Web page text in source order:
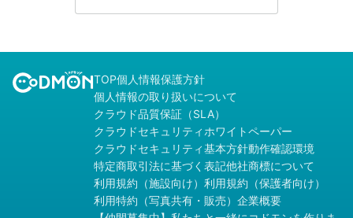
TOP個人情報保護方針
個人情報の取り扱いについて
クラウド品質保証（SLA）
クラウドセキュリティホワイトペーパー
クラウドセキュリティ基本方針動作確認環境
特定商取引法に基づく表記他社商標について
利用規約（施設向け） 利用規約（保護者向け）
利用特約（写真共有・販売） 企業概要